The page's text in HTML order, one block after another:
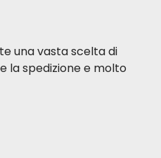
una vasta scelta di
la spedizione e molto